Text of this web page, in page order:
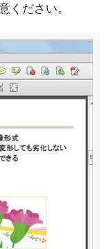
ください。